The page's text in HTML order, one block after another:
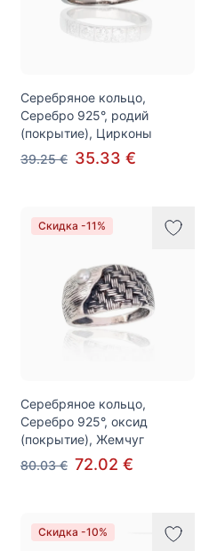
Серебряное кольцо,
Серебро 925°, родий
(покрытие), Цирконы
39.25 € 35.33 €
Скидка -11%
Серебряное кольцо,
Серебро 925°, оксид
(покрытие), Жемчуг
80.03 € 72.02 €
Скидка -10%